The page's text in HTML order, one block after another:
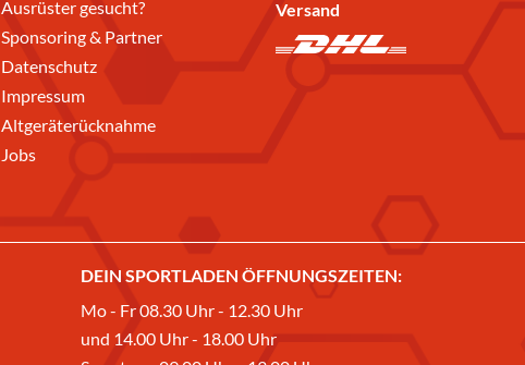
Ausrüster gesucht?
Sponsoring & Partner
Datenschutz
Impressum
Altgeräterücknahme
Jobs
Versand
DEIN SPORTLADEN ÖFFNUNGSZEITEN:
Mo - Fr 08.30 Uhr - 12.30 Uhr
und 14.00 Uhr - 18.00 Uhr